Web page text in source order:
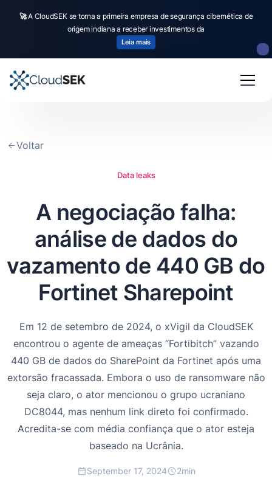
🚀CloudSEK becomes first Indian origin cybersecurity company to receive
investment fromUS statefund
Read more
Voltar
Data leaks
A negociação falha:
análise de dados do
vazamento de 440 GB do
Fortinet Sharepoint
Em 12 de setembro de 2024, o xVigil da CloudSEK
encontrou o agente de ameaças “Fortibitch” vazando
440 GB de dados do SharePoint da Fortinet após uma
extorsão fracassada. Embora o uso de ransomware não
seja claro, o ator mencionou o grupo ucraniano
DC8044, mas nenhum link direto foi confirmado.
Acredita-se com média confiança que o ator esteja
baseado na Ucrânia.
September 17, 2024 2min